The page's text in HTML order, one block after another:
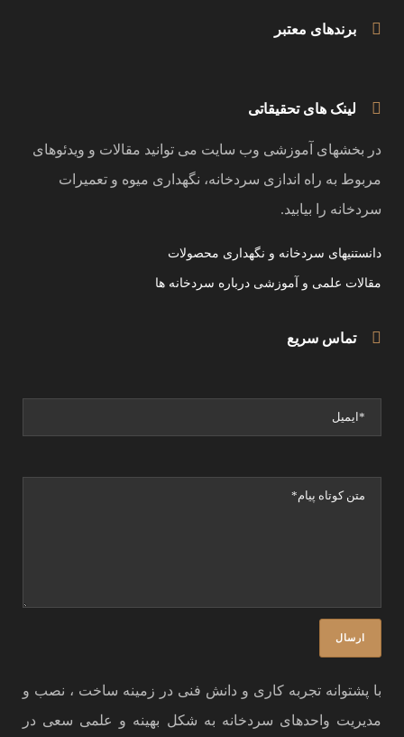
برندهای معتبر
لینک های تحقیقاتی
در بخشهای آموزشی وب سایت می توانید مقالات و ویدئوهای
مربوط به راه اندازی سردخانه، نگهداری میوه و تعمیرات
سردخانه را بیابید.
دانستنیهای سردخانه و نگهداری محصولات
مقالات علمی و آموزشی درباره سردخانه ها
تماس سریع
با پشتوانه تجربه کاری و دانش فنی در زمینه ساخت ، نصب و
مدیریت واحدهای سردخانه به شکل بهینه و علمی سعی در